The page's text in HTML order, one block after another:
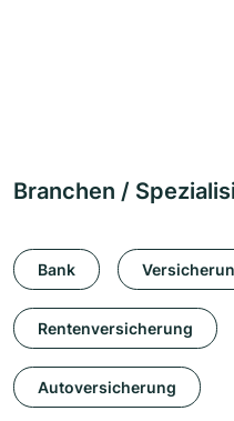
Branchen /
Bank
Rentenversicherung
Autoversicherung